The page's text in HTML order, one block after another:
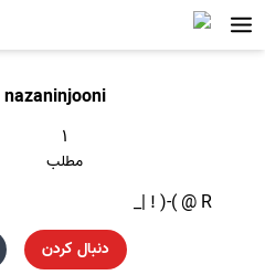
nazaninjooni
۱
مطلب
R @ )-( ! |_
دنبال کردن